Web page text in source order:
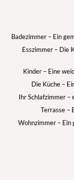
Badezimmer – Ein
Esszimmer – Die
Kinder – Eine
Die Küche –
Ihr Schlafzimmer –
Terrasse –
Wohnzimmer – Ein